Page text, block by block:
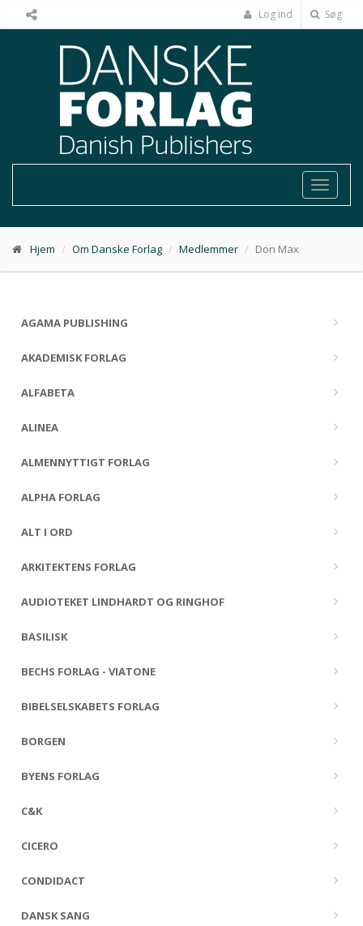
Log ind Søg
Toggle
Hjem Om Danske Forlag Medlemmer Don Max
AGAMA PUBLISHING
AKADEMISK FORLAG
ALFABETA
ALINEA
ALMENNYTTIGT FORLAG
ALPHA FORLAG
ALT I ORD
ARKITEKTENS FORLAG
AUDIOTEKET LINDHARDT OG RINGHOF
BASILISK
BECHS FORLAG - VIATONE
BIBELSELSKABETS FORLAG
BORGEN
BYENS FORLAG
C&K
CICERO
CONDIDACT
DANSK SANG